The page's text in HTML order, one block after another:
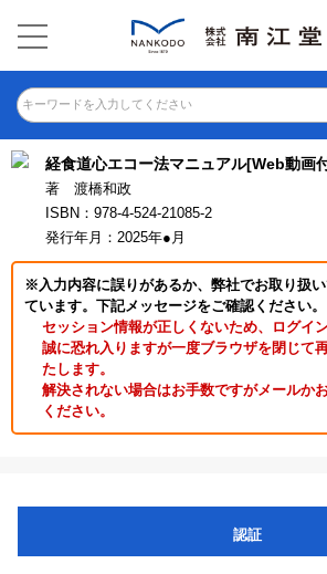
キーワードを入力してください
経食道心エコー法マニュアル[Web動画
著 渡橋和政
ISBN：978-4-524-21085-2
発行年月：2025年●月
※入力内容に誤りがあるか、弊社でお取り扱
ています。下記メッセージをご確認ください。
セッション情報が正しくないため、ログイ
誠に恐れ入りますが一度ブラウザを閉じて
たします。
解決されない場合はお手数ですがメールか
ください。
認証